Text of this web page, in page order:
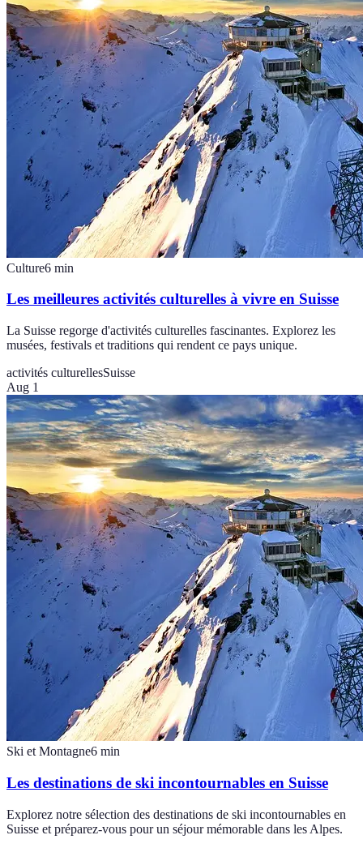
Culture6 min
Les meilleures activités culturelles à vivre en Suisse
La Suisse regorge d'activités culturelles fascinantes. Explorez les
musées, festivals et traditions qui rendent ce pays unique.
activités culturellesSuisse
Aug 1
Ski et Montagne6 min
Les destinations de ski incontournables en Suisse
Explorez notre sélection des destinations de ski incontournables en
Suisse et préparez-vous pour un séjour mémorable dans les Alpes.